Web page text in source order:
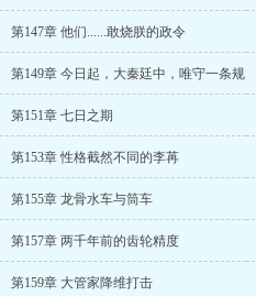
第147章 他们......敢烧朕的政令
第149章 今日起，大秦廷中，唯守一条规
第151章 七日之期
第153章 性格截然不同的李苒
第155章 龙骨水车与筒车
第157章 两千年前的齿轮精度
第159章 大管家降维打击